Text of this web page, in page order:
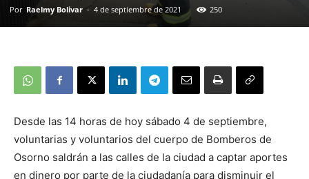
Por Raelmy Bolivar - 4 de septiembre de 2021 250
Desde las 14 horas de hoy sábado 4 de septiembre,
voluntarias y voluntarios del cuerpo de Bomberos de
Osorno saldrán a las calles de la ciudad a captar aportes
en dinero por parte de la ciudadanía para disminuir el